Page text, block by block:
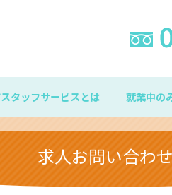
タッフサービスとは 就業中の
求人お問い合わせ